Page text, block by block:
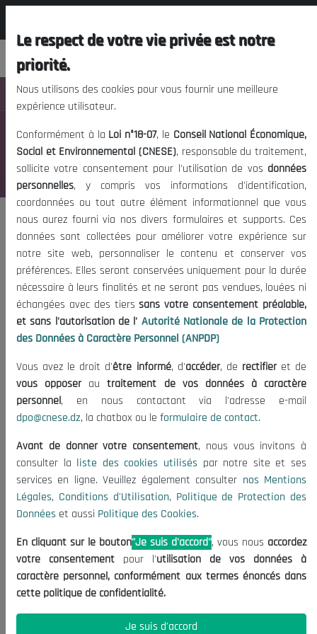
Nav
Reports of the third general assembly
2022
Last update:04/26/2023
La démocratie participative
Set Done
Le respect de votre vie privée est notre
priorité.
Nous utilisons des cookies pour vous fournir une meilleure
expérience utilisateur.
Conformément à la Loi n°18-07, le Conseil National Économique,
Social et Environnemental (CNESE), responsable du traitement,
sollicite votre consentement pour l'utilisation de vos données
personnelles, y compris vos informations d'identification,
coordonnées ou tout autre élément informationnel que vous
nous aurez fourni via nos divers formulaires et supports. Ces
données sont collectées pour améliorer votre expérience sur
notre site web, personnaliser le contenu et conserver vos
préférences. Elles seront conservées uniquement pour la durée
nécessaire à leurs finalités et ne seront pas vendues, louées ni
échangées avec des tierssans votre consentement préalable,
et sans l'autorisation de l' Autorité Nationale de la Protection
des Données à Caractère Personnel (ANPDP)
Vous avez le droit d'être informé, d'accéder, de rectifieret de
vous opposerautraitement de vos données à caractère
personnel, en nous contactant via l'adresse e-mail
dpo@cnese.dz, la chatbox ou le formulaire de contact.
Avant de donner votre consentement, nous vous invitons à
consulter la liste des cookies utilisés par notre site et ses
services en ligne. Veuillez également consulter nos Mentions
Légales, Conditions d'Utilisation, Politique de Protection des
Données et aussi Politique des Cookies.
En cliquant sur le bouton"Je suis d'accord", vous nous accordez
votre consentement pour l'utilisation de vos données à
caractère personnel, conformément aux termes énoncés dans
cette politique de confidentialité.
Je suis d'accord